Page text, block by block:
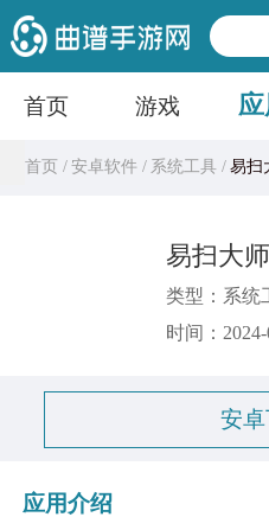
首页 游戏 应
首页 /安卓软件 / 系统工具 /易扫
易扫大师
类型：系统
时间：
安
应用介绍